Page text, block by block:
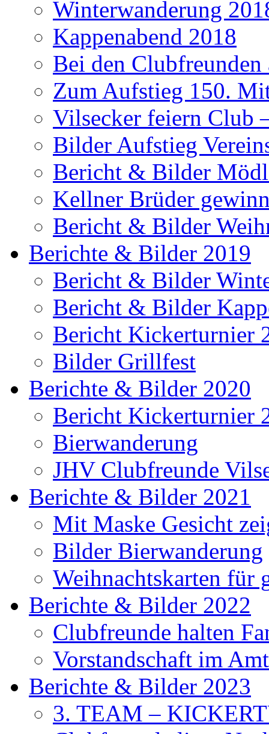
Winterwanderung
Kappenabend 2018
Bei den
Zum Aufstieg 150.
Vilsecker feiern Club
Bilder Aufstieg
Bericht & Bilder
Kellner Brüder
Bericht & Bilder
Berichte & Bilder 2019
Bericht & Bilder
Bericht & Bilder
Bericht Kickerturnier
Bilder Grillfest
Berichte & Bilder 2020
Bericht Kickerturnier
Bierwanderung
JHV Clubfreunde
Berichte & Bilder 2021
Mit Maske Gesicht
Bilder Bierwanderung
Weihnachtskarten für
Berichte & Bilder 2022
Clubfreunde halten
Vorstandschaft im
Berichte & Bilder 2023
3. TEAM –